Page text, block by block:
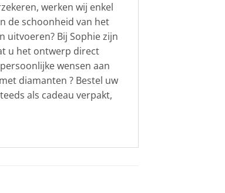
werken wij enkel
de schoonheid van het
uitvoeren? Bij Sophie zijn
u het ontwerp direct
wensen aan
diamanten ? Bestel uw
als cadeau verpakt,